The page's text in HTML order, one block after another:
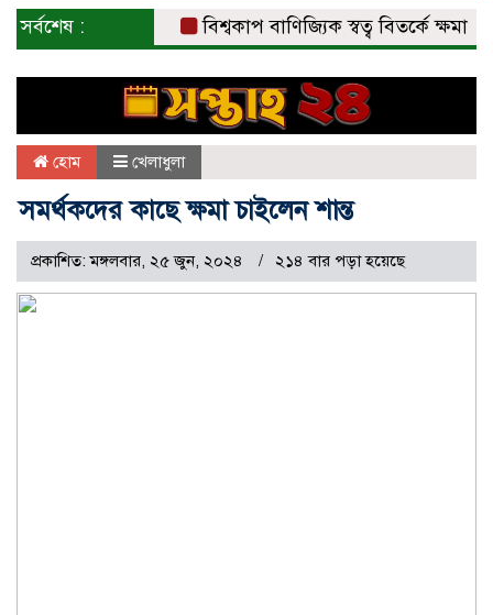
সর্বশেষ : বিশ্বকাপ বাণিজ্যিক স্বত্ব বিতর্কে ক্ষমা চাইল
হোম খেলাধুলা
সমর্থকদের কাছে ক্ষমা চাইলেন শান্ত
প্রকাশিত: মঙ্গলবার, ২৫ জুন, ২০২৪ ২১৪ বার পড়া হয়েছে